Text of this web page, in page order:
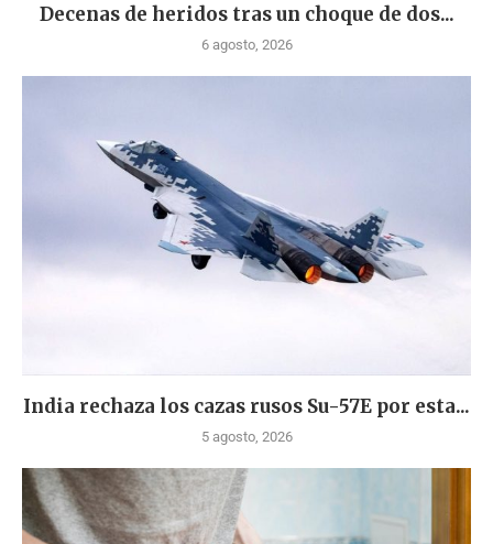
Decenas de heridos tras un choque de dos...
6 agosto, 2026
India rechaza los cazas rusos Su-57E por esta...
5 agosto, 2026